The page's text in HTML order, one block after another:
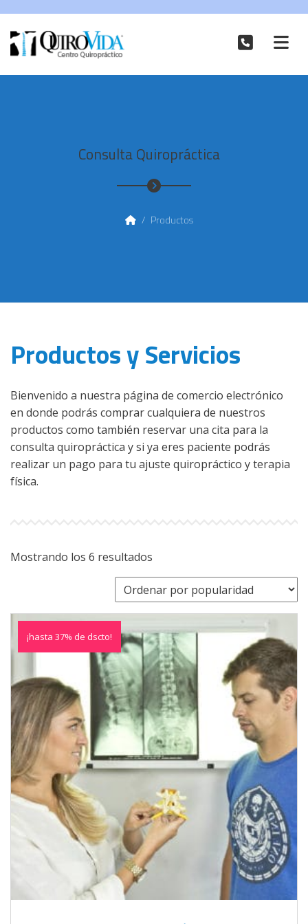
Consulta Quiropráctica
/ Productos
Productos y Servicios
Bienvenido a nuestra página de comercio electrónico
en donde podrás comprar cualquiera de nuestros
productos como también reservar una cita para la
consulta quiropráctica y si ya eres paciente podrás
realizar un pago para tu ajuste quiropráctico y terapia
física.
Mostrando los 6 resultados
por
popularidad
¡hasta 37% de dscto!